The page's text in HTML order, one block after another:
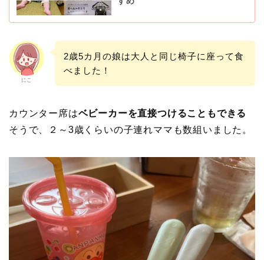
にこ
2歳5カ月の娘は大人と同じ椅子に座って食
べました！
カウンター席はベビーカーを直接つけることもできる
そうで、２～3歳くらいの子連れママも数組いました。